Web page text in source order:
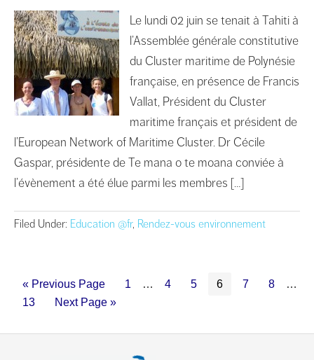
Le lundi 02 juin se tenait à Tahiti à
l’Assemblée générale constitutive
du Cluster maritime de Polynésie
française, en présence de Francis
Vallat, Président du Cluster
maritime français et président de
l’European Network of Maritime Cluster. Dr Cécile
Gaspar, présidente de Te mana o te moana conviée à
l’évènement a été élue parmi les membres […]
Filed Under: Education @fr, Rendez-vous environnement
« Previous Page 1 … 4 5 6 7 8
…
13
Next Page »